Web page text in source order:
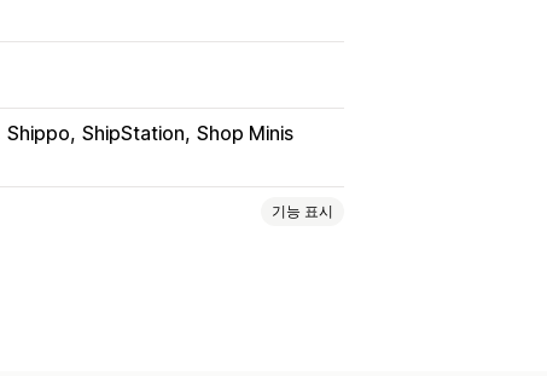
Shippo ShipStation Shop Minis
기능 표시